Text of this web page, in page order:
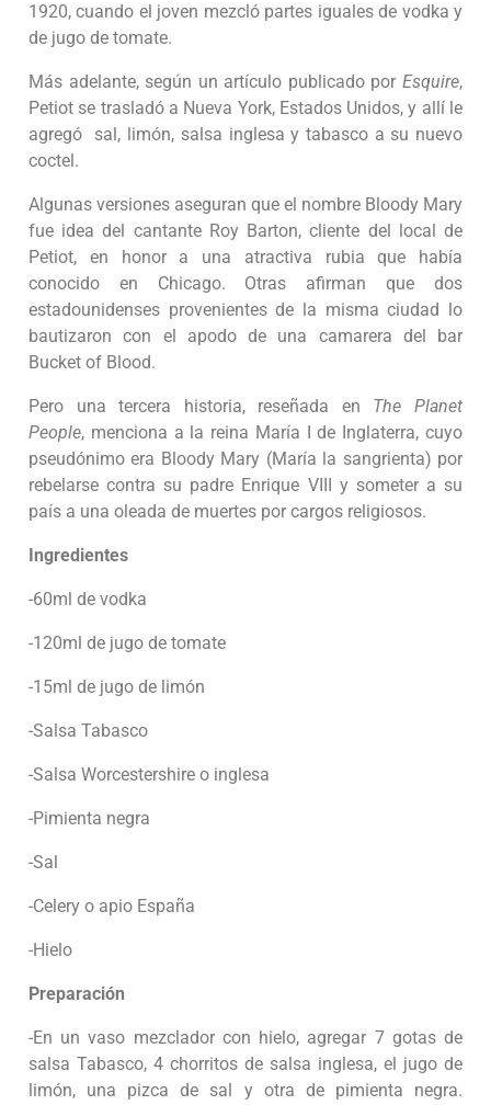
1920, cuando el joven mezcló partes iguales de vodka y
de jugo de tomate.
Más adelante, según un artículo publicado por Esquire,
Petiot se trasladó a Nueva York, Estados Unidos, y allí le
agregó sal, limón, salsa inglesa y tabasco a su nuevo
coctel.
Algunas versiones aseguran que el nombre Bloody Mary
fue idea del cantante Roy Barton, cliente del local de
Petiot, en honor a una atractiva rubia que había
conocido en Chicago. Otras afirman que dos
estadounidenses provenientes de la misma ciudad lo
bautizaron con el apodo de una camarera del bar
Bucket of Blood.
Pero una tercera historia, reseñada en The Planet
People, menciona a la reina María I de Inglaterra, cuyo
pseudónimo era Bloody Mary (María la sangrienta) por
rebelarse contra su padre Enrique VIII y someter a su
país a una oleada de muertes por cargos religiosos.
Ingredientes
-60ml de vodka
-120ml de jugo de tomate
-15ml de jugo de limón
-Salsa Tabasco
-Salsa Worcestershire o inglesa
-Pimienta negra
-Sal
-Celery o apio España
-Hielo
Preparación
-En un vaso mezclador con hielo, agregar 7 gotas de
salsa Tabasco, 4 chorritos de salsa inglesa, el jugo de
limón, una pizca de sal y otra de pimienta negra.